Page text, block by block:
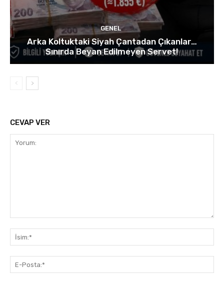
GENEL
Arka Koltuktaki Siyah Çantadan Çıkanlar…
Sınırda Beyan Edilmeyen Servet!
CEVAP VER